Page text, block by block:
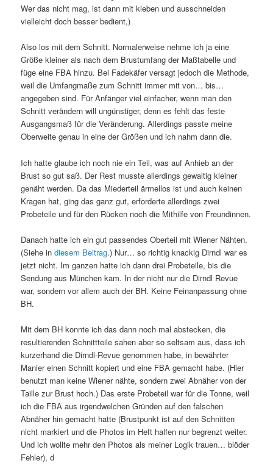
Wer das nicht mag, ist dann mit kleben und ausschneiden
vielleicht doch besser bedient,)
Also los mit dem Schnitt. Normalerweise nehme ich ja eine
Größe kleiner als nach dem Brustumfang der Maßtabelle und
füge eine FBA hinzu. Bei Fadekäfer versagt jedoch die Methode,
weil die Umfangmaße zum Schnitt immer mit von… bis…
angegeben sind. Für Anfänger viel einfacher, wenn man den
Schnitt verändern will ungünstiger, denn es fehlt das feste
Ausgangsmaß für die Veränderung. Allerdings passte meine
Oberweite genau in eine der Größen und ich nahm dann die.
Ich hatte glaube ich noch nie ein Teil, was auf Anhieb an der
Brust so gut saß. Der Rest musste allerdings gewaltig kleiner
genäht werden. Da das Miederteil ärmellos ist und auch keinen
Kragen hat, ging das ganz gut, erforderte allerdings zwei
Probeteile und für den Rücken noch die Mithilfe von Freundinnen.
Danach hatte ich ein gut passendes Oberteil mit Wiener Nähten.
(Siehe indiesem Beitrag.) Nur… so richtig knackig Dirndl war es
jetzt nicht. Im ganzen hatte ich dann drei Probeteile, bis die
Sendung aus München kam. In der nicht nur die Dirndl Revue
war, sondern vor allem auch der BH. Keine Feinanpassung ohne
BH.
Mit dem BH konnte ich das dann noch mal abstecken, die
resultierenden Schnittteile sahen aber so seltsam aus, dass ich
kurzerhand die Dirndl-Revue genommen habe, in bewährter
Manier einen Schnitt kopiert und eine FBA gemacht habe. (Hier
benutzt man keine Wiener nähte, sondern zwei Abnäher von der
Taille zur Brust hoch.) Das erste Probeteil war für die Tonne, weil
ich die FBA aus irgendwelchen Gründen auf den falschen
Abnäher hin gemacht hatte (Brustpunkt ist auf den Schnitten
nicht markiert und die Photos im Heft halfen nur begrenzt weiter.
Und ich wollte mehr den Photos als meiner Logik trauen… blöder
Fehler), d